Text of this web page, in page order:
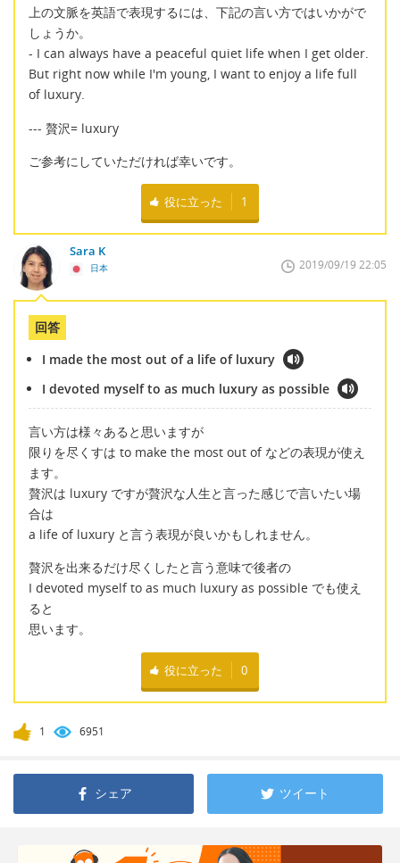
上の文脈を英語で表現するには、下記の言い方ではいかがで
しょうか。
- I can always have a peaceful quiet life when I get older.
But right now while I'm young, I want to enjoy a life full
of luxury.
--- 贅沢= luxury
ご参考にしていただければ幸いです。
役に立った 1
Sara K
日本 2019/09/19 22:05
回答
I made the most out of a life of luxury
I devoted myself to as much luxury as possible
言い方は様々あると思いますが
限りを尽くすは to make the most out of などの表現が使え
ます。
贅沢は luxury ですが贅沢な人生と言った感じで言いたい場
合は
a life of luxury と言う表現が良いかもしれません。
贅沢を出来るだけ尽くしたと言う意味で後者の
I devoted myself to as much luxury as possible でも使え
ると
思います。
役に立った 0
1 6951
シェア ツイート